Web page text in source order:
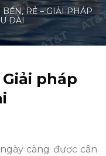
RẺ – GIẢI PHÁP
DÀI
Giải pháp
càng được cân